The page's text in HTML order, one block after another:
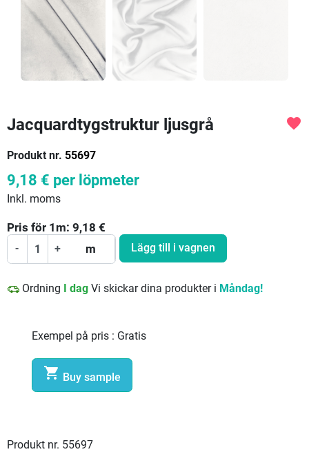
Jacquardtygstruktur ljusgrå
Produkt nr. 55697
favorite
9,18 € per löpmeter
Inkl. moms
Pris för 1 m: 9,18 €
- + m Lägg till i vagnen
Ordning I dag Vi skickar dina produkter i Måndag!
Exempel på pris : Gratis
 Buy sample
Produkt nr. 55697